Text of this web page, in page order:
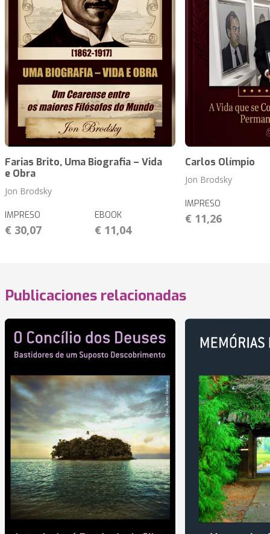
Farias Brito, Uma Biografia – Vida
e Obra
Jon Brodsky
IMPRESO
€ 30,07
EBOOK
€ 11,04
Carlos Olímpio
Jon Brodsky
IMPRESO
€ 11,26
Publicaciones relacionadas